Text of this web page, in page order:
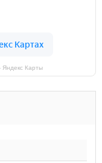
Яндекс Карты